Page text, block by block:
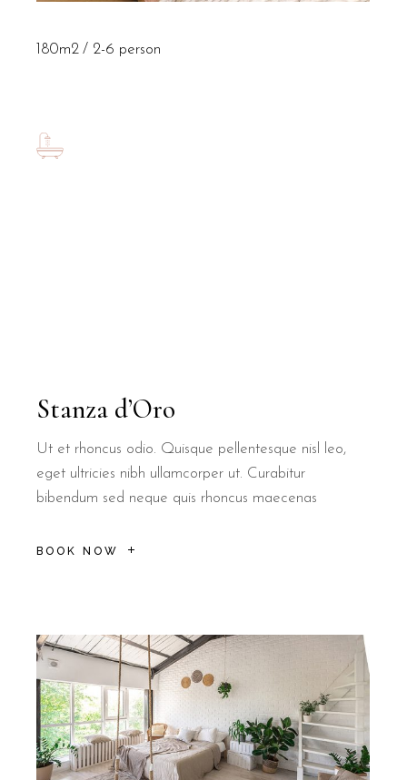
Stanza d’Oro
Ut et rhoncus odio. Quisque pellentesque nisl leo,
eget ultricies nibh ullamcorper ut. Curabitur
bibendum sed neque quis rhoncus maecenas
BOOK NOW
180m2 2-6 person